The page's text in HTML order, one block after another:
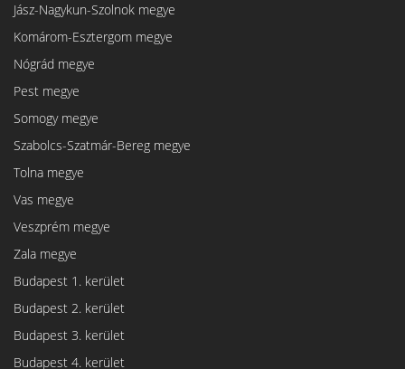
Jász-Nagykun-Szolnok megye
Komárom-Esztergom megye
Nógrád megye
Pest megye
Somogy megye
Szabolcs-Szatmár-Bereg megye
Tolna megye
Vas megye
Veszprém megye
Zala megye
Budapest 1. kerület
Budapest 2. kerület
Budapest 3. kerület
Budapest 4. kerület